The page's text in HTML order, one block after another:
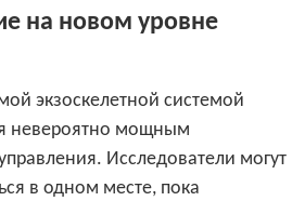
на новом уровне
экзоскелетной системой
невероятно мощным
Исследователи могут
в одном месте, пока